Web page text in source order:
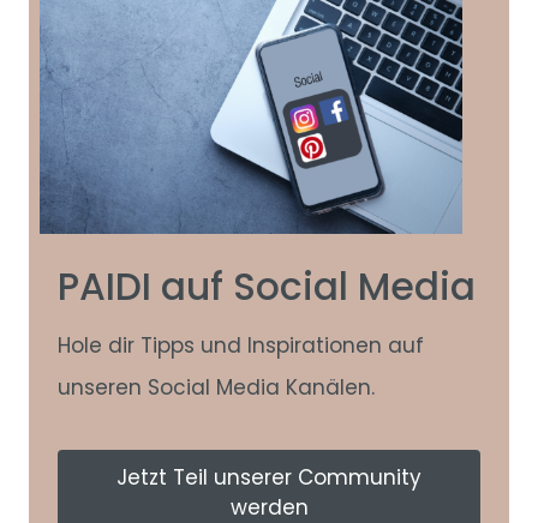
PAIDI auf Social Media
Hole dir Tipps und Inspirationen auf
unseren Social Media Kanälen.
Jetzt Teil unserer Community
werden